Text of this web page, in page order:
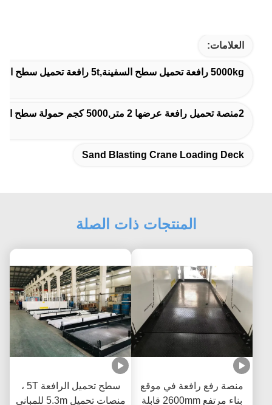
العلامات:
5000kg رافعة تحميل سطح السفينة,5t رافعة تحميل سطح السفينة,سطح تحميل رافعة التفجير الرمل
2منصة تحميل رافعة عرضها 2 متر,5000 كجم حمولة سطح التحميل القابل للانسحاب,منصات تحميل رافعات موقع البناء
Sand Blasting Crane Loading Deck
المنتجات ذات الصلة
منصة رفع رافعة في موقع
بناء مرتفع 2600mm قابلة
سطح تحميل الرافعة 5T ،
منصات تحميل 5.3m للمباني